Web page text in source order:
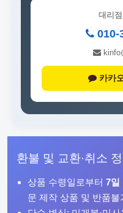
대리
010-
카카
환불 및 교환·취소
상품 수령일로부터 7일
문 제작 상품 및 반품불